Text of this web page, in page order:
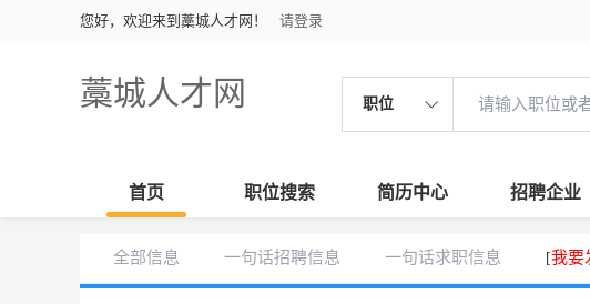
您好，欢迎来到藁城人才网！ 请登录
藁城人才网 职位
首页 职位搜索 简历中心 招聘企业
全部信息 一句话招聘信息 一句话求职信息 [我要